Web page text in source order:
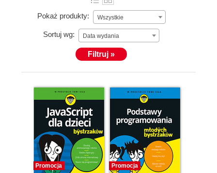
Pokaż produkty: Wszystkie
Sortuj wg: Data wydania
Filtruj »
Promocja Promocja